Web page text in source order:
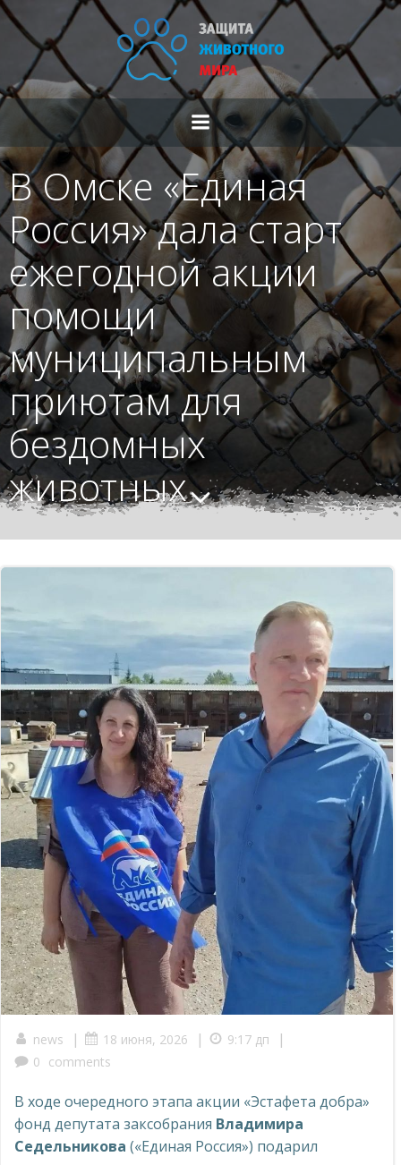
Перейти
к
содержимому
В Омске «Единая
Россия» дала старт
ежегодной акции
помощи
муниципальным
приютам для
бездомных
животных
news | 18 июня, 2026 | 9:17 дп |
0 comments
В ходе очередного этапа акции «Эстафета добра»
фонд депутата заксобрания Владимира
Седельникова («Единая Россия») подарил